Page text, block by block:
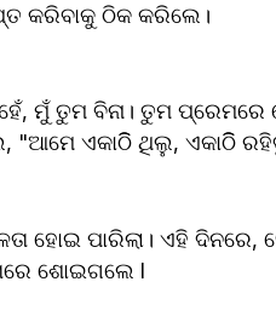
କରିବାକୁ ଠିକ କରିଲେ।
ମୁଁ ତୁମ ବିନା। ତୁମ ପ୍ରେମରେ
ଏକାଠିି ଥିଲୁ, ଏକାଠିି
ହୋଇ ପାରିଲା। ଏହି ଦିନରେ,
ଶୋଇଗଲେ l